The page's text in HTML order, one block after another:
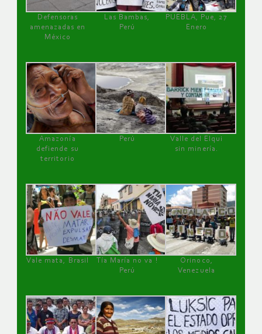
Defensoras
amenazadas en
México
Las Bambas,
Perú
PUEBLA, Pue, 27
Enero
Amazonía
defiende su
territorio
Perú
Valle del Elqui
sin minería.
Vale mata, Brasil
Tía María no va !
Perú
Orinoco,
Venezuela